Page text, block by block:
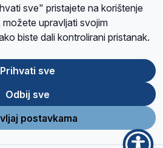
PrijateljiKontaktPravila privatnosti
Google reCAPTCHA sustavom
Google
Play
sve" pristajete na korištenje
upravljati svojim
biste dali kontrolirani pristanak.
Prihvati sve
Odbij sve
postavkama